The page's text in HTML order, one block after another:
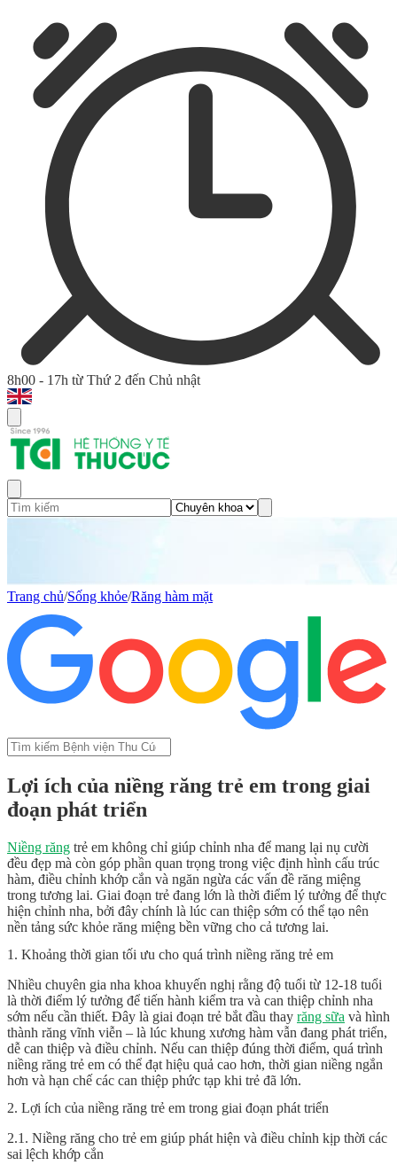
8h00 - 17h từ Thứ 2 đến Chủ nhật
Trang chủ/Sống khỏe/Răng hàm mặt
Lợi ích của niềng răng trẻ em trong giai
đoạn phát triển
Niềng răng trẻ em không chỉ giúp chỉnh nha để mang lại nụ cười
đều đẹp mà còn góp phần quan trọng trong việc định hình cấu trúc
hàm, điều chỉnh khớp cắn và ngăn ngừa các vấn đề răng miệng
trong tương lai. Giai đoạn trẻ đang lớn là thời điểm lý tưởng để thực
hiện chỉnh nha, bởi đây chính là lúc can thiệp sớm có thể tạo nên
nền tảng sức khỏe răng miệng bền vững cho cả tương lai.
1. Khoảng thời gian tối ưu cho quá trình niềng răng trẻ em
Nhiều chuyên gia nha khoa khuyến nghị rằng độ tuổi từ 12-18 tuổi
là thời điểm lý tưởng để tiến hành kiểm tra và can thiệp chỉnh nha
sớm nếu cần thiết. Đây là giai đoạn trẻ bắt đầu thay răng sữa và hình
thành răng vĩnh viễn – là lúc khung xương hàm vẫn đang phát triển,
dễ can thiệp và điều chỉnh. Nếu can thiệp đúng thời điểm, quá trình
niềng răng trẻ em có thể đạt hiệu quả cao hơn, thời gian niềng ngắn
hơn và hạn chế các can thiệp phức tạp khi trẻ đã lớn.
2. Lợi ích của niềng răng trẻ em trong giai đoạn phát triển
2.1. Niềng răng cho trẻ em giúp phát hiện và điều chỉnh kịp thời các
sai lệch khớp cắn